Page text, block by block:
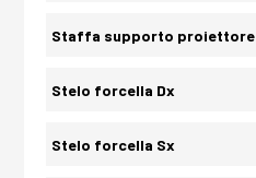
Staffa supporto proiettore
Stelo forcella Dx
Stelo forcella Sx